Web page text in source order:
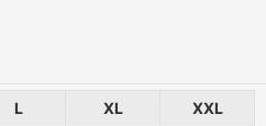
L XL XXL